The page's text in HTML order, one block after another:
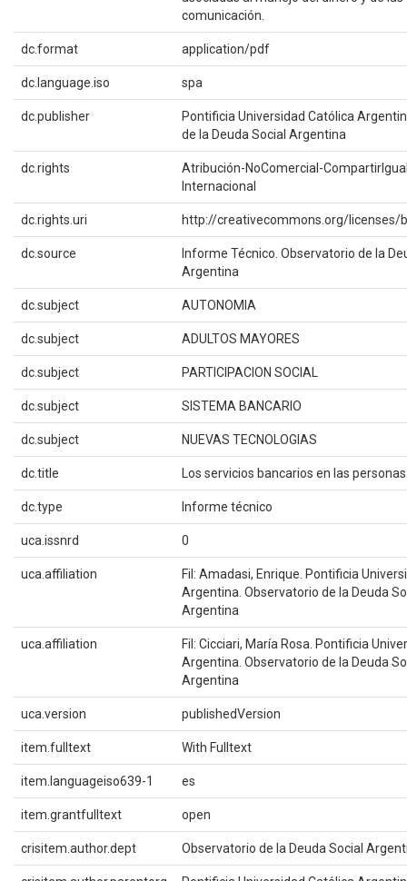
comunicación.
dc.format application/pdf
dc.language.iso spa
dc.publisher
Pontificia Universidad Católica
de la Deuda Social Argentina
dc.rights
Atribución-NoComercial-
Internacional
dc.rights.uri http://creativecommons.org/licenses/
dc.source
Informe Técnico. Observatorio de la
Argentina
dc.subject AUTONOMIA
dc.subject ADULTOS MAYORES
dc.subject PARTICIPACION SOCIAL
dc.subject SISTEMA BANCARIO
dc.subject NUEVAS TECNOLOGIAS
dc.title Los servicios bancarios en las
dc.type Informe técnico
uca.issnrd 0
uca.affiliation
Fil: Amadasi, Enrique. Pontificia
Argentina. Observatorio de la Deuda
Argentina
uca.affiliation
Fil: Cicciari, María Rosa. Pontificia
Argentina. Observatorio de la Deuda
Argentina
uca.version publishedVersion
item.fulltext With Fulltext
item.languageiso639-1 es
item.grantfulltext open
crisitem.author.dept Observatorio de la Deuda Social